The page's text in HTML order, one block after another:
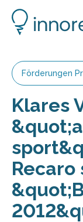
Förderungen
Klares
Recaro